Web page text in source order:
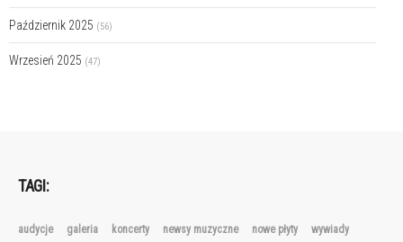
Październik 2025 (56)
Wrzesień 2025 (47)
TAGI:
audycje galeria koncerty newsy muzyczne nowe płyty wywiady